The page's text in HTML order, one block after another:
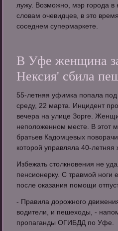
лужу. Возможно, мэр города в
словам очевидцев, в это
соседнем супермаркете.
В Уфе женщина
Нексия' сбила
55-летняя уфимка попала
среду, 22 марта. Инцидент
вечера на улице Зорге.
неположенном месте. В этот
братьев Кадомцевых
которой управляла 40-
Избежать столкновения не
пенсионерку. С травмой ноги
после оказания помощи
- Правила дорожного
водители, и пешеходы, -
пропаганды ОГИБДД по Уфе.